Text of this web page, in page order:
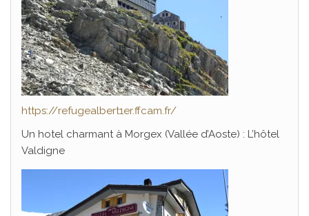
https://refugealbert1er.ffcam.fr/
Un hotel charmant à Morgex (Vallée d’Aoste) : L’hôtel
Valdigne